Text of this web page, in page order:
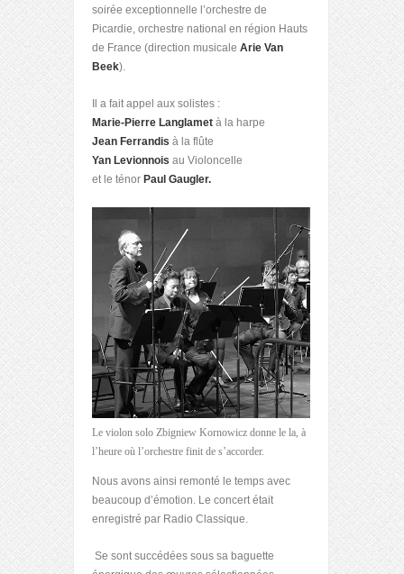
soirée exceptionnelle l’orchestre de
Picardie, orchestre national en région Hauts
de France (direction musicale Arie Van
Beek).
Il a fait appel aux solistes :
Marie-Pierre Langlamet à la harpe
Jean Ferrandis à la flûte
Yan Levionnois au Violoncelle
et le ténor Paul Gaugler.
Le violon solo Zbigniew Kornowicz donne le la, à
l’heure où l’orchestre finit de s’accorder.
Nous avons ainsi remonté le temps avec
beaucoup d’émotion. Le concert était
enregistré par Radio Classique.
Se sont succédées sous sa baguette